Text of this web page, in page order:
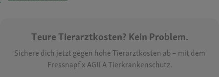
Teure Tierarztkosten? Kein Problem.
Sichere dich jetzt gegen hohe Tierarztkosten ab – mit dem
Fressnapf x AGILA Tierkrankenschutz.